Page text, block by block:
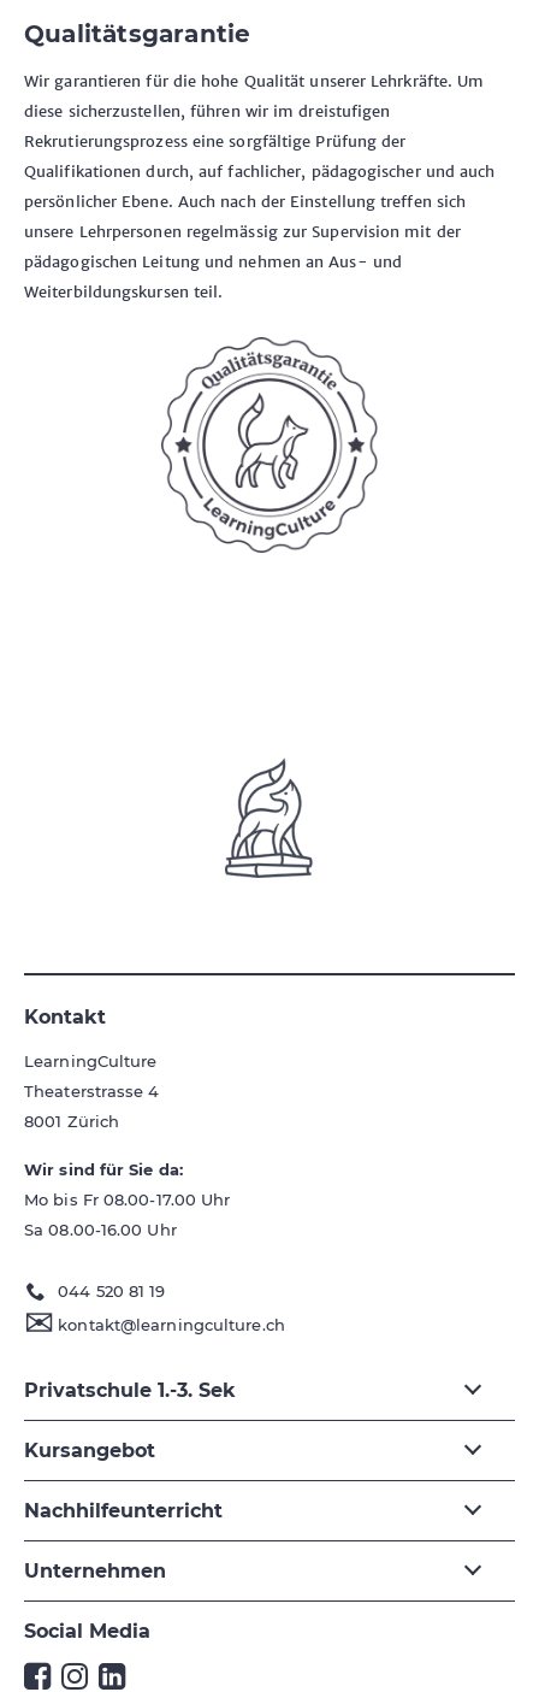
Qualitätsgarantie
Wir garantieren für die hohe Qualität unserer Lehrkräfte. Um
diese sicherzustellen, führen wir im dreistufigen
Rekrutierungsprozess eine sorgfältige Prüfung der
Qualifikationen durch, auf fachlicher, pädagogischer und auch
persönlicher Ebene. Auch nach der Einstellung treffen sich
unsere Lehrpersonen regelmässig zur Supervision mit der
pädagogischen Leitung und nehmen an Aus- und
Weiterbildungskursen teil.
Kontakt
LearningCulture
Theaterstrasse 4
8001 Zürich
Wir sind für Sie da:
Mo bis Fr 08.00-17.00 Uhr
Sa 08.00-16.00 Uhr
044 520 81 19
✉ kontakt@learningculture.ch
Privatschule 1.-3. Sek
Kursangebot
Nachhilfeunterricht
Unternehmen
Social Media